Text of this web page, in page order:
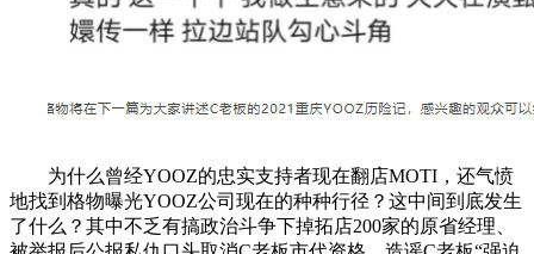
为什么曾经YOOZ的忠实支持者现在翻店MOTI，还气愤
地找到格物曝光YOOZ公司现在的种种行径？这中间到底发生
了什么？其中不乏有搞政治斗争下掉拓店200家的原省经理、